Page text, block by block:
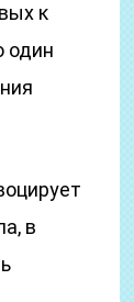
к
один
в